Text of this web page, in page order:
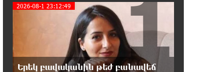
14:44:51 8-08-2026
«ՀայաՔվեի» տարածքային
գրասենյակները շարունակում են
կահավորվել Ավետիք Չալաբյանի ազատ
արձակումը պահանջող պաստառներով
13:16:00 8-08-2026
2026-08-1 23:12:49
Երեկ բավականին թեժ բանավեճ
1